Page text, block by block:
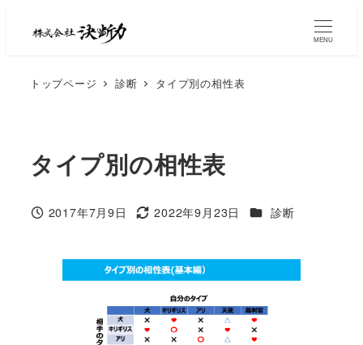
MENU
トップページ 診断 タイプ別の相性表
タイプ別の相性表
2017年7月9日 2022年9月23日 診断